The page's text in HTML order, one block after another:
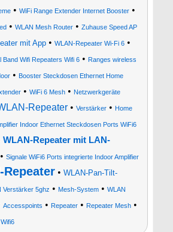
• WiFi Range Extender Internet Booster•
• WLAN Mesh Router• Zuhause Speed AP
mit App• WLAN-Repeater Wi-Fi 6•
Band Wifi Repeaters Wifi 6• Ranges wireless
• Booster Steckdosen Ethernet Home
• WiFi 6 Mesh• Netzwerkgeräte
Repeater • Verstärker • Home
Indoor Ethernet Steckdosen Ports WiFi6
WLAN-Repeater mit LAN-
Signale WiFi6 Ports integrierte Indoor Amplifier
Repeater• WLAN-Pan-Tilt-
Verstärker 5ghz • Mesh-System• WLAN
Accesspoints • Repeater • Repeater Mesh •
Wifi6